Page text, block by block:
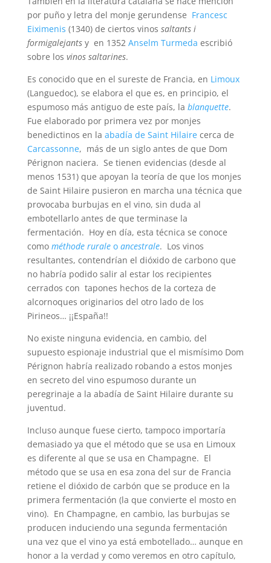
por puño y letra del monje gerundense Francesc
Eiximenis (1340) de ciertos vinos saltants i
formigalejantsy en 1352 Anselm Turmeda escribió
sobre los vinos saltarines.
Es conocido que en el sureste de Francia, en Limoux
(Languedoc), se elabora el que es, en principio, el
espumoso más antiguo de este país, la blanquette.
Fue elaborado por primera vez por monjes
benedictinos en la abadía de Saint Hilairecerca de
Carcassonne, más de un siglo antes de que Dom
Pérignon naciera. Se tienen evidencias (desde al
menos 1531) que apoyan la teoría de que los monjes
de Saint Hilaire pusieron en marcha una técnica que
provocaba burbujas en el vino, sin duda al
embotellarlo antes de que terminase la
fermentación. Hoy en día, esta técnica se conoce
como méthode rurale o ancestrale. Los vinos
resultantes, contendrían el dióxido de carbono que
no habría podido salir al estar los recipientes
cerrados con tapones hechos de la corteza de
alcornoques originarios del otro lado de los
Pirineos… ¡¡España!!
No existe ninguna evidencia, en cambio, del
supuesto espionaje industrial que el mismísimo Dom
Pérignon habría realizado robando a estos monjes
en secreto del vino espumoso durante un
peregrinaje a la abadía de Saint Hilaire durante su
juventud.
Incluso aunque fuese cierto, tampoco importaría
demasiado ya que el método que se usa en Limoux
es diferente al que se usa en Champagne. El
método que se usa en esa zona del sur de Francia
retiene el dióxido de carbón que se produce en la
primera fermentación (la que convierte el mosto en
vino). En Champagne, en cambio, las burbujas se
producen induciendo una segunda fermentación
una vez que el vino ya está embotellado… aunque en
honor a la verdad y como veremos en otro capítulo,